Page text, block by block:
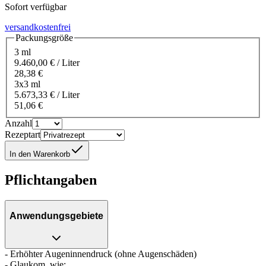
Sofort verfügbar
versandkostenfrei
Packungsgröße
3 ml
9.460,00 € / Liter
28,38 €
3x3 ml
5.673,33 € / Liter
51,06 €
Anzahl
Rezeptart
In den Warenkorb
Pflichtangaben
Anwendungsgebiete
- Erhöhter Augeninnendruck (ohne Augenschäden)